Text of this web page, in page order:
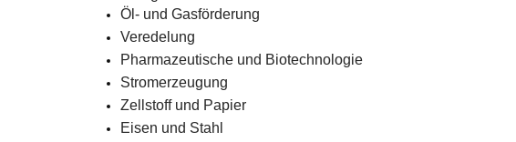
Öl- und Gasförderung
Veredelung
Pharmazeutische und Biotechnologie
Stromerzeugung
Zellstoff und Papier
Eisen und Stahl